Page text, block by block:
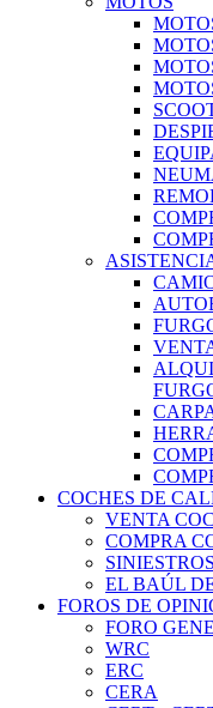
COCHES DE
VENTA
COMPRA
EL BAÚL
FOROS DE
FORO
WRC
ERC
CERA